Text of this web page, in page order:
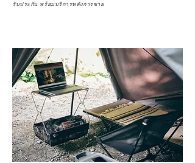
รับประกัน พร้อมบริการหลังการขาย